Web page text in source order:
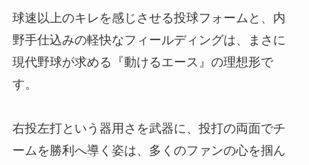
球速以上のキレを感じさせる投球フォームと、内
野手仕込みの軽快なフィールディングは、まさに
現代野球が求める『動けるエース』の理想形で
す。
右投左打という器用さを武器に、投打の両面でチ
ームを勝利へ導く姿は、多くのファンの心を掴ん